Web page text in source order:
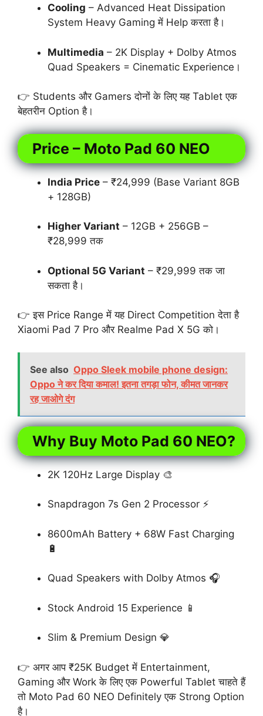
Cooling – Advanced Heat Dissipation
System Heavy Gaming में Help करता है।
Multimedia – 2K Display + Dolby Atmos
Quad Speakers = Cinematic Experience।
👉 Students और Gamers दोनों के लिए यह Tablet एक
बेहतरीन Option है।
Price – Moto Pad 60 NEO
India Price – ₹24,999 (Base Variant 8GB
+ 128GB)
Higher Variant – 12GB + 256GB –
₹28,999 तक
Optional 5G Variant – ₹29,999 तक जा
सकता है।
👉 इस Price Range में यह Direct Competition देता है
Xiaomi Pad 7 Pro और Realme Pad X 5G को।
See also Oppo Sleek mobile phone design:
Oppo ने कर दिया कमाल! इतना तगड़ा फोन, कीमत जानकर
रह जाओगे दंग
Why Buy Moto Pad 60 NEO?
2K 120Hz Large Display 🎨
Snapdragon 7s Gen 2 Processor ⚡
8600mAh Battery + 68W Fast Charging
🔋
Quad Speakers with Dolby Atmos 🎧
Stock Android 15 Experience 📱
Slim & Premium Design 💎
👉 अगर आप ₹25K Budget में Entertainment,
Gaming और Work के लिए एक Powerful Tablet चाहते हैं
तो Moto Pad 60 NEO Definitely एक Strong Option
है।